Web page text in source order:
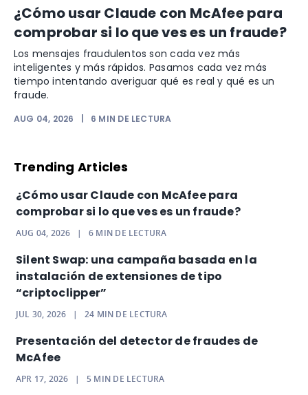
¿Cómo usar Claude con McAfee para
comprobar si lo que ves es un fraude?
Los mensajes fraudulentos son cada vez más
inteligentes y más rápidos. Pasamos cada vez más
tiempo intentando averiguar qué es real y qué es un
fraude.
AUG 04, 2026 6 MIN DE LECTURA
Trending Articles
¿Cómo usar Claude con McAfee para
comprobar si lo que ves es un fraude?
AUG 04, 2026 |6 MIN DE LECTURA
Silent Swap: una campaña basada en la
instalación de extensiones de tipo
“criptoclipper”
JUL 30, 2026 |24 MIN DE LECTURA
Presentación del detector de fraudes de
McAfee
APR 17, 2026 |5 MIN DE LECTURA